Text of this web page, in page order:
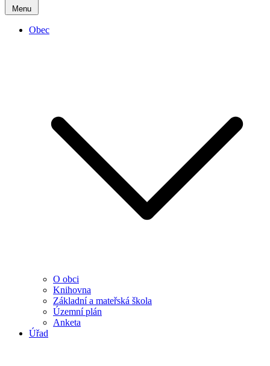
Menu
Obec
O obci
Knihovna
Základní a mateřská škola
Územní plán
Anketa
Úřad